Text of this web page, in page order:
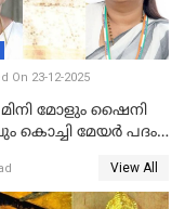
On 23-12-2025
മോളും ഷൈനി
കൊച്ചി മേയർ പദം
View All